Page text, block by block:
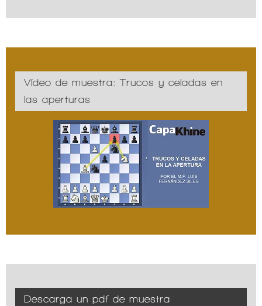
Vídeo de muestra: Trucos y celadas en
las aperturas
Descarga un pdf de muestra